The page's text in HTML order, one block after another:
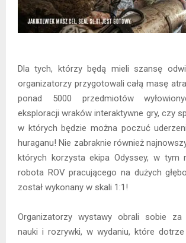
Dla tych, którzy będą mieli szansę
organizatorzy przygotowali całą masę
ponad 5000 przedmiotów
eksploracji wraków interaktywne gry, czy
w których będzie można poczuć
huraganu! Nie zabraknie również
których korzysta ekipa Odyssey, w tym
robota ROV pracującego na dużych
został wykonany w skali 1:1!
Organizatorzy wystawy obrali sobie za
nauki i rozrywki, w wydaniu, które